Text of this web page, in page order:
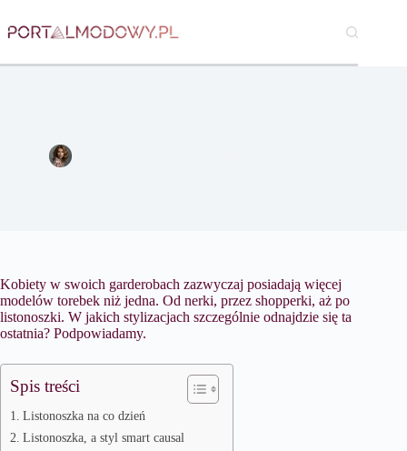
do
treści
Kobiety w swoich garderobach zazwyczaj posiadają więcej
modelów torebek niż jedna. Od nerki, przez shopperki, aż po
listonoszki. W jakich stylizacjach szczególnie odnajdzie się ta
ostatnia? Podpowiadamy.
Spis treści
​Listonoszka na co dzień
​Listonoszka, a styl smart causal